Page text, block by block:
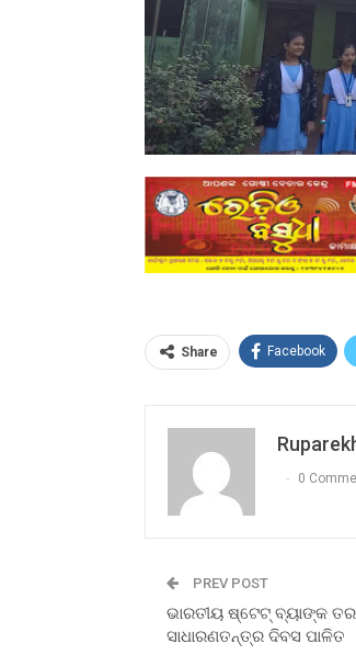
Share Facebook
0
PREV POST
ଭାରତୀୟ ଷ୍ଟେଟ୍ ବ୍ୟାଙ୍କ
ସାଧାରଣତନ୍ତ୍ର ଦିବସ ପାଳିତ